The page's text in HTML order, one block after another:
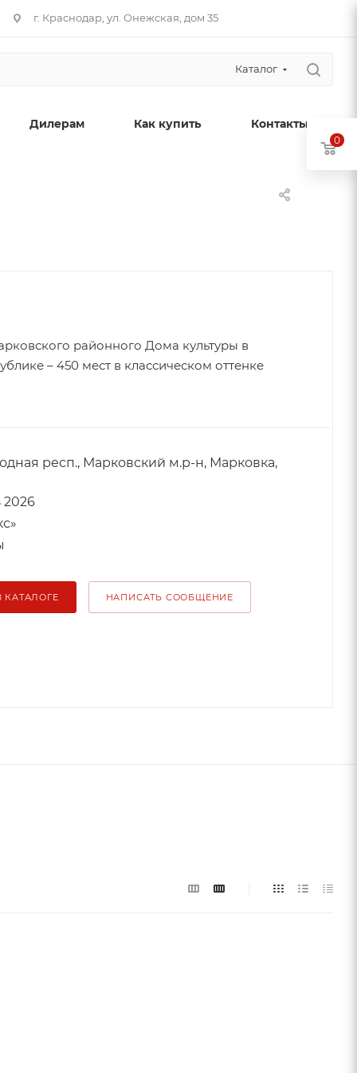
г. Краснодар, ул. Онежская, дом 35
Каталог
Дилерам Как купить Контакты
районного Дома культуры в
– 450 мест в классическом оттенке
респ., Марковский м.р-н, Марковка,
КАТАЛОГЕ НАПИСАТЬ СООБЩЕНИЕ
0